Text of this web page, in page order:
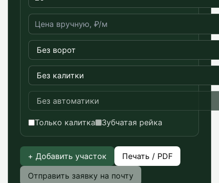
Только калитка Зубчатая рейка
+ Добавить участок
Печать / PDF
Отправить заявку на почту